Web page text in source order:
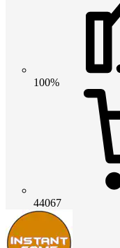
100%
44067